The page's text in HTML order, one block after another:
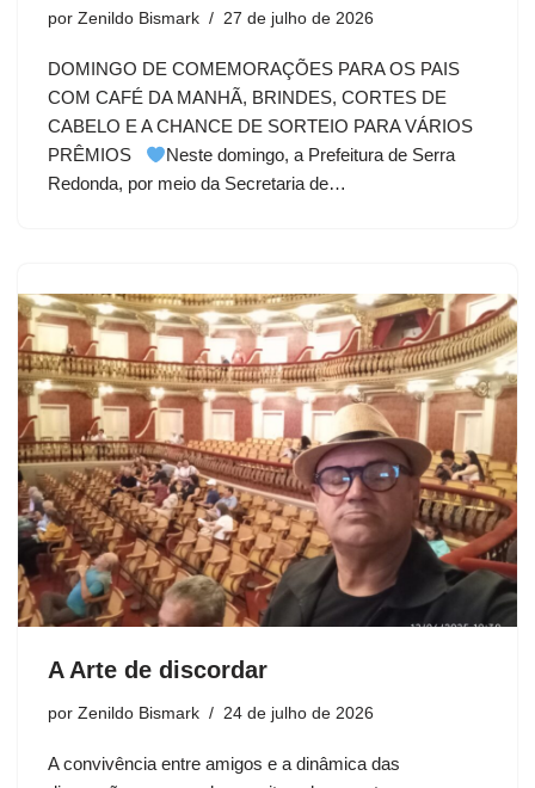
por Zenildo Bismark 27 de julho de 2026
DOMINGO DE COMEMORAÇÕES PARA OS PAIS
COM CAFÉ DA MANHÃ, BRINDES, CORTES DE
CABELO E A CHANCE DE SORTEIO PARA VÁRIOS
PRÊMIOS
Neste domingo, a Prefeitura de Serra
Redonda, por meio da Secretaria de…
A Arte de discordar
por Zenildo Bismark 24 de julho de 2026
A convivência entre amigos e a dinâmica das